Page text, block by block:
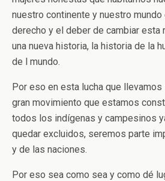
nuestro continente y nuestro
derecho y el deber de cambiar esta
una nueva historia, la historia de la
de l mundo.
Por eso en esta lucha que
gran movimiento que estamos
todos los indígenas y campesinos
quedar excluidos, seremos parte
y de las naciones.
Por eso sea como sea y como dé